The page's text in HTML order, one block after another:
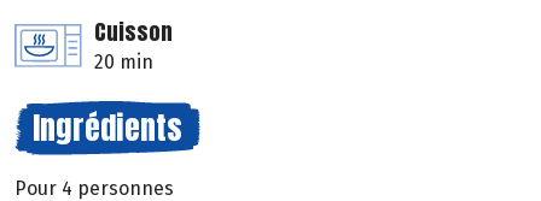
Cuisson
20 min
Ingrédients
Pour 4 personnes